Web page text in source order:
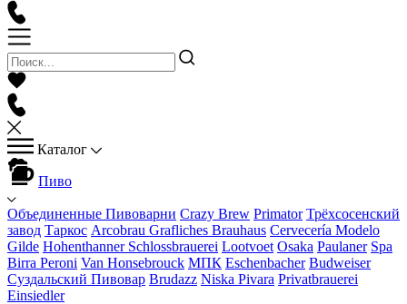
Каталог
Пиво
Объединенные Пивоварни Crazy Brew Primator Трёхсосенский
завод Таркос Arcobrau Grafliches Brauhaus Cervecería Modelo
Gilde Hohenthanner Schlossbrauerei Lootvoet Osaka Paulaner Spa
Birra Peroni Van Honsebrouck МПК Eschenbacher Budweiser
Суздальский Пивовар Brudazz Niska Pivara Privatbrauerei
Einsiedler